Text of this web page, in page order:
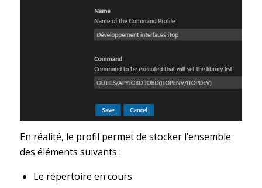
En réalité, le profil permet de stocker l’ensemble
des éléments suivants :
Le répertoire en cours